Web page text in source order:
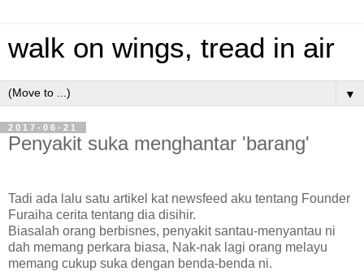
walk on wings, tread in air
▼
2017-06-21
Penyakit suka menghantar 'barang'
Tadi ada lalu satu artikel kat newsfeed aku tentang Founder
Furaiha cerita tentang dia disihir.
Biasalah orang berbisnes, penyakit santau-menyantau ni
dah memang perkara biasa, Nak-nak lagi orang melayu
memang cukup suka dengan benda-benda ni.